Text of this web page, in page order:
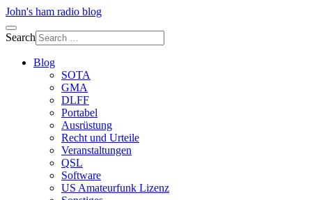
John's ham radio blog
Search
Blog
SOTA
GMA
DLFF
Portabel
Ausrüstung
Recht und Urteile
Veranstaltungen
QSL
Software
US Amateurfunk Lizenz